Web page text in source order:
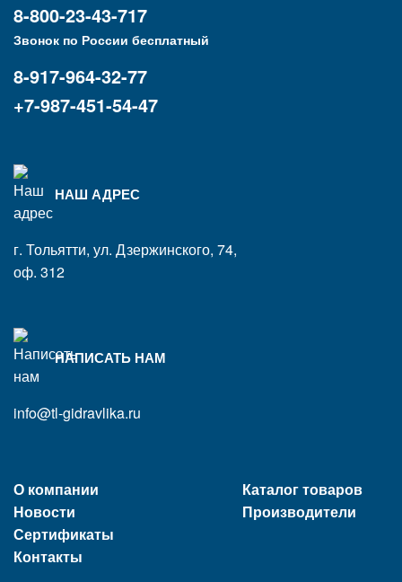
8-800-23-43-717
Звонок по России бесплатный
8-917-964-32-77
+7-987-451-54-47
НАШ АДРЕС
г. Тольятти, ул. Дзержинского, 74,
оф. 312
НАПИСАТЬ НАМ
info@tl-gidravlika.ru
О компании
Новости
Сертификаты
Контакты
Каталог товаров
Производители